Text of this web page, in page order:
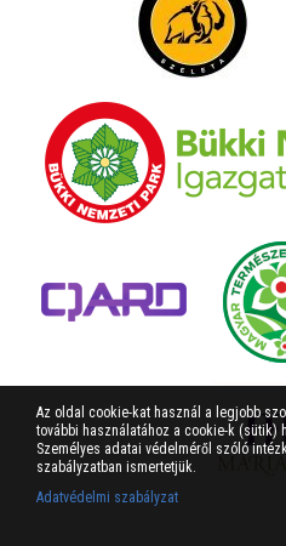
Az oldal cookie-kat használ a legjobb
további használatához a cookie-k (sütik)
Személyes adatai védelméről szóló
szabályzatban ismertetjük.
Adatvédelmi szabályzat